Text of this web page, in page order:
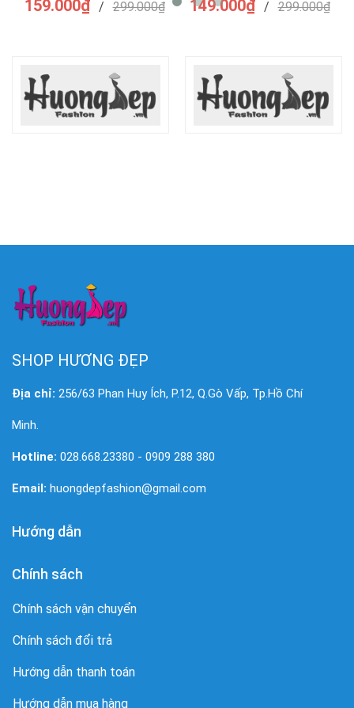
159.000₫ / 299.000₫ 149.000₫ / 299.000₫
SHOP HƯƠNG ĐẸP
Địa chỉ: 256/63 Phan Huy Ích, P.12, Q.Gò Vấp, Tp.Hồ Chí
Minh.
Hotline: 028.668.23380 - 0909 288 380
Email: huongdepfashion@gmail.com
Hướng dẫn
Chính sách
Chính sách vận chuyển
Chính sách đổi trả
Hướng dẫn thanh toán
Hướng dẫn mua hàng